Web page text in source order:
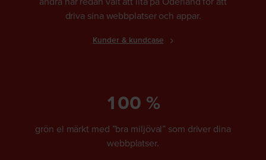
driva sina webbplatser och appar.
Kunder & kundcase
100 %
grön el märkt med ”bra miljöval” som driver dina
webbplatser.